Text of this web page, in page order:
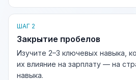
ШАГ 2
Закрытие пробелов
Изучите 2–3 ключевых навыка,
их влияние на зарплату — на
навыка.